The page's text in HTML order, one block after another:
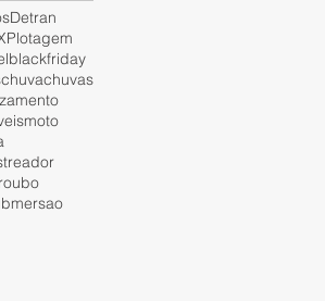
Detran
Plotagem
blackfriday
chuvachuvas
moto
roubo